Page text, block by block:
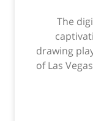
The
drawing
of Las